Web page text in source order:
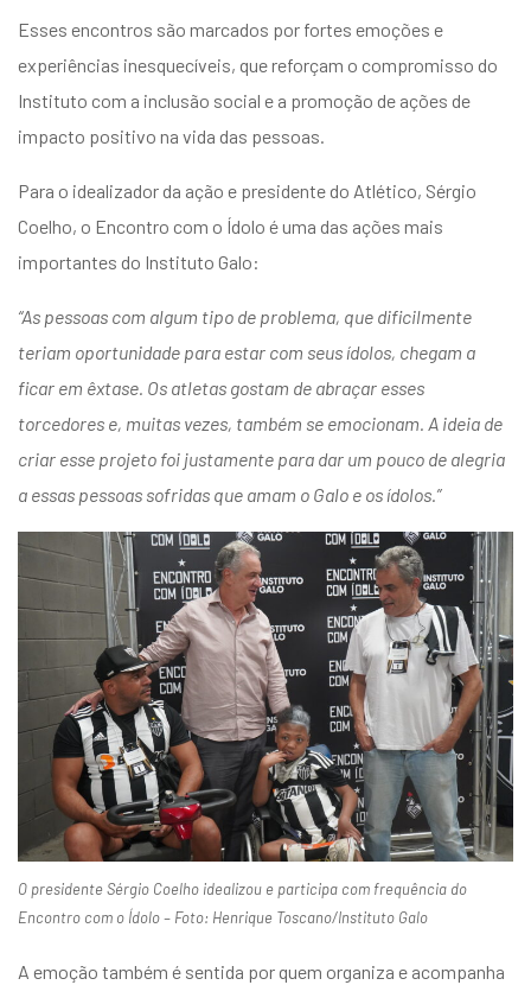
Esses encontros são marcados por fortes emoções e
experiências inesquecíveis, que reforçam o compromisso do
Instituto com a inclusão social e a promoção de ações de
impacto positivo na vida das pessoas.
Para o idealizador da ação e presidente do Atlético, Sérgio
Coelho, o Encontro com o Ídolo é uma das ações mais
importantes do Instituto Galo:
“As pessoas com algum tipo de problema, que dificilmente
teriam oportunidade para estar com seus ídolos, chegam a
ficar em êxtase. Os atletas gostam de abraçar esses
torcedores e, muitas vezes, também se emocionam. A ideia de
criar esse projeto foi justamente para dar um pouco de alegria
a essas pessoas sofridas que amam o Galo e os ídolos.”
O presidente Sérgio Coelho idealizou e participa com frequência do
Encontro com o Ídolo – Foto: Henrique Toscano/Instituto Galo
A emoção também é sentida por quem organiza e acompanha